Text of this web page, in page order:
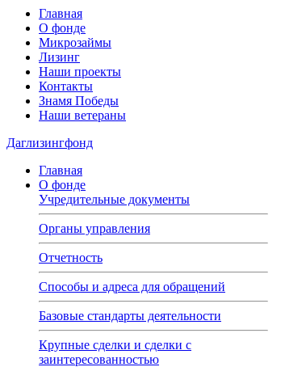
Главная
О фонде
Микрозаймы
Лизинг
Наши проекты
Контакты
Знамя Победы
Наши ветераны
Даглизингфонд
Главная
О фонде
Учредительные документы
Органы управления
Отчетность
Способы и адреса для обращений
Базовые стандарты деятельности
Крупные сделки и сделки с
заинтересованностью